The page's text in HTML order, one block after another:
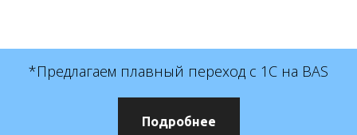
*Предлагаем плавный переход с 1С на BAS
Подробнее